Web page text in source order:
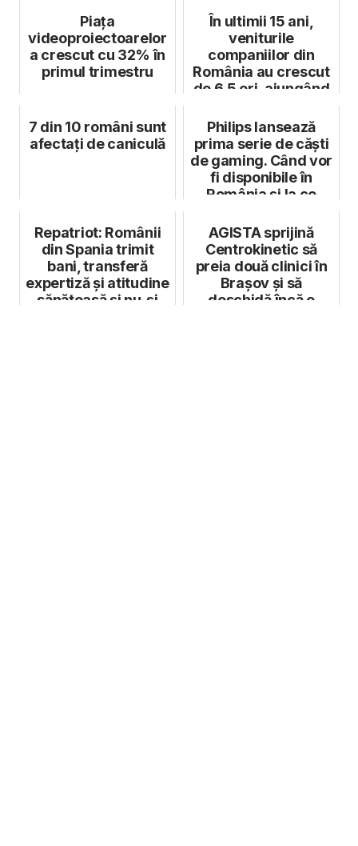
Piața
videoproiectoarelor
a crescut cu 32% în
primul trimestru
În ultimii 15 ani,
veniturile
companiilor din
România au crescut
de 6,5 ori, ajungând
7 din 10 români sunt
afectați de caniculă
Philips lansează
prima serie de căști
de gaming. Când vor
fi disponibile în
România și la ce
Repatriot: Românii
din Spania trimit
bani, transferă
expertiză și atitudine
sănătoasă și nu-și
AGISTA sprijină
Centrokinetic să
preia două clinici în
Brașov și să
deschidă încă o